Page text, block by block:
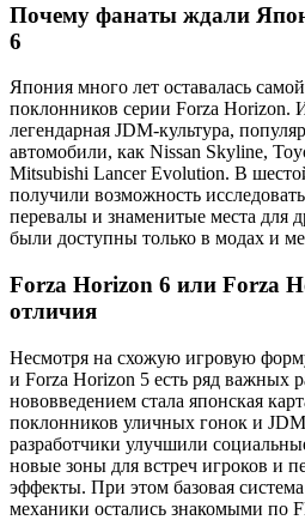
Почему фанаты ждали
6
Япония много лет оставалась
поклонников серии Forza Horizon.
легендарная JDM-культура,
автомобили, как Nissan Skyline,
Mitsubishi Lancer Evolution. В
получили возможность
перевалы и знаменитые места для
были доступны только в модах и
Forza Horizon 6 или Forza
отличия
Несмотря на схожую игровую
и Forza Horizon 5 есть ряд важных
нововведением стала японская
поклонников уличных гонок и
разработчики улучшили
новые зоны для встреч игроков и
эффекты. При этом базовая
механики остались знакомыми по